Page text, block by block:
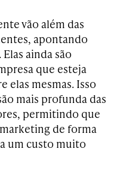
vão além das
apontando
ainda são
que esteja
elas mesmas. Isso
mais profunda das
permitindo que
de forma
um custo muito